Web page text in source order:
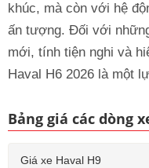
khúc, mà còn với hệ
ấn tượng. Đối với
mới, tính tiện nghi và
Haval H6 2026 là một
Bảng giá các dòng
Giá xe Haval H9